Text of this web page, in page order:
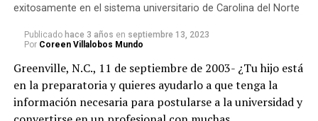
exitosamente en el sistema universitario de Carolina del Norte
Publicado hace 3 años en septiembre 13, 2023
Por Coreen Villalobos Mundo
Greenville, N.C., 11 de septiembre de 2003- ¿Tu hijo está
en la preparatoria y quieres ayudarlo a que tenga la
información necesaria para postularse a la universidad y